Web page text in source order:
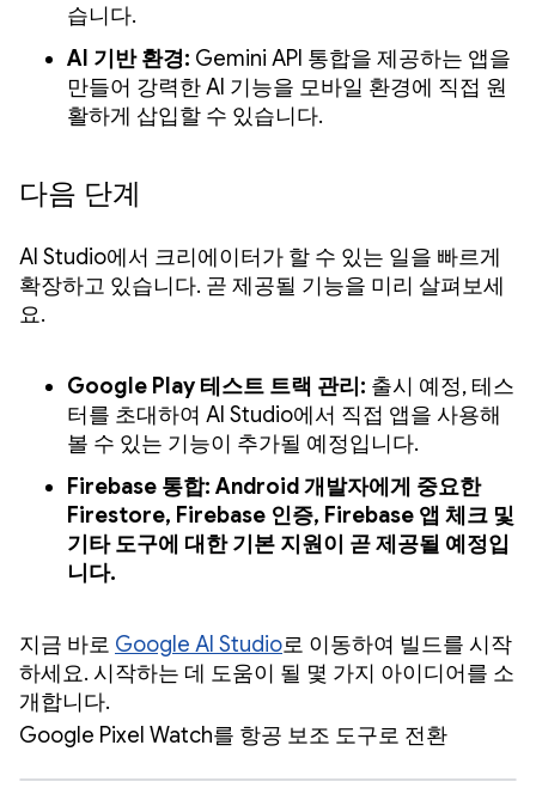
습니다.
AI 기반 환경: Gemini API 통합을 제공하는 앱을
만들어 강력한 AI 기능을 모바일 환경에 직접 원
활하게 삽입할 수 있습니다.
다음 단계
AI Studio에서 크리에이터가 할 수 있는 일을 빠르게
확장하고 있습니다. 곧 제공될 기능을 미리 살펴보세
요.
Google Play 테스트 트랙 관리: 출시 예정, 테스
터를 초대하여 AI Studio에서 직접 앱을 사용해
볼 수 있는 기능이 추가될 예정입니다.
Firebase 통합: Android 개발자에게 중요한
Firestore, Firebase 인증, Firebase 앱 체크 및
기타 도구에 대한 기본 지원이 곧 제공될 예정입
니다.
지금 바로 Google AI Studio로 이동하여 빌드를 시작
하세요. 시작하는 데 도움이 될 몇 가지 아이디어를 소
개합니다.
Google Pixel Watch를 항공 보조 도구로 전환